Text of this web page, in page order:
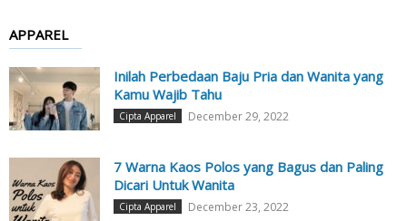
APPAREL
Inilah Perbedaan Baju Pria dan Wanita yang
Kamu Wajib Tahu
Cipta Apparel December 29, 2022
7 Warna Kaos Polos yang Bagus dan Paling
Dicari Untuk Wanita
Cipta Apparel December 23, 2022